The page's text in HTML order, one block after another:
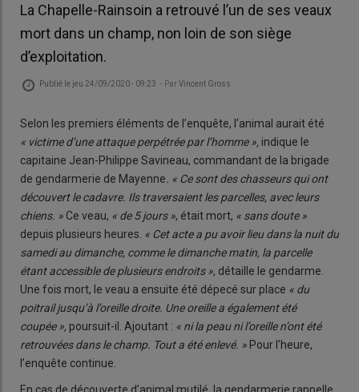
La Chapelle-Rainsoin a retrouvé l’un de ses veaux
mort dans un champ, non loin de son siège
d’exploitation.
Publié le jeu 24/09/2020 - 09:23 - ParVincent Gross
Selon les premiers éléments de l’enquête, l’animal aurait été
« victime d’une attaque perpétrée par l’homme », indique le
capitaine Jean-Philippe Savineau, commandant de la brigade
de gendarmerie de Mayenne . « Ce sont des chasseurs qui ont
découvert le cadavre. Ils traversaient les parcelles, avec leurs
chiens. » Ce veau, « de 5 jours », était mort, « sans doute »
depuis plusieurs heures. « Cet acte a pu avoir lieu dans la nuit du
samedi au dimanche, comme le dimanche matin, la parcelle
étant accessible de plusieurs endroits », détaille le gendarme.
Une fois mort, le veau a ensuite été dépecé sur place « du
poitrail jusqu’à l’oreille droite. Une oreille a également été
coupée », poursuit-il. Ajoutant : « ni la peau ni l’oreille n’ont été
retrouvées dans le champ. Tout a été enlevé. » Pour l’heure,
l’enquête continue.